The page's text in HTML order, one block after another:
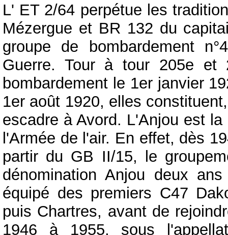
L' ET 2/64 perpétue les
Mézergue et BR 132 du
groupe de bombardement
Guerre. Tour à tour 205e et
bombardement le 1er janvier
1er août 1920, elles
escadre à Avord. L'Anjou est
l'Armée de l'air. En effet, dès
partir du GB II/15, le
dénomination Anjou deux
équipé des premiers C47
puis Chartres, avant de
1946 à 1955, sous